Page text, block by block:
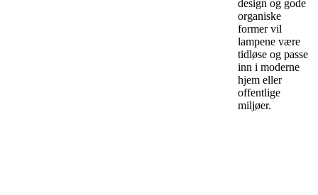
design og gode
organiske
former vil
lampene være
tidløse og passe
inn i moderne
hjem eller
offentlige
miljøer.